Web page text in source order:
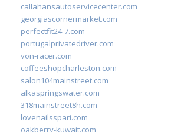
callahansautoservicecenter.com
georgiascornermarket.com
perfectfit24-7.com
portugalprivatedriver.com
von-racer.com
coffeeshopcharleston.com
salon104mainstreet.com
alkaspringswater.com
318mainstreet8h.com
lovenailsspari.com
oakberry-kuwait.com